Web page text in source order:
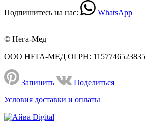
Подпишитесь на нас:
WhatsApp
© Нега-Мед
ООО НЕГА-МЕД ОГРН: 1157746523835
Запинить
Поделиться
Условия доставки и оплаты